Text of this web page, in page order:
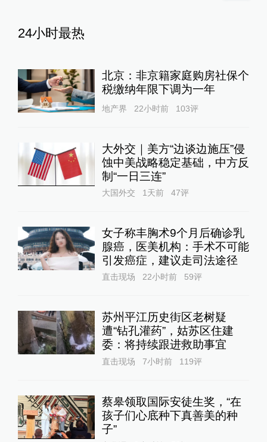
24小时最热
北京：非京籍家庭购房社保个
税缴纳年限下调为一年
地产界 22小时前 103评
大外交｜美方“边谈边施压”侵
蚀中美战略稳定基础，中方反
制“一日三连”
大国外交 1天前 47评
女子称丰胸术9个月后确诊乳
腺癌，医美机构：手术不可能
引发癌症，建议走司法途径
直击现场 22小时前 59评
苏州平江历史街区老树疑
遭“钻孔灌药”，姑苏区住建
委：将持续跟进救助事宜
直击现场 7小时前 119评
蔡皋领取国际安徒生奖，“在
孩子们心底种下真善美的种
子”